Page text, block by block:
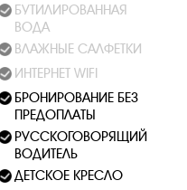
БУТИЛИРОВАННАЯ
ВОДА
ВЛАЖНЫЕ САЛФЕТКИ
ИНТЕРНЕТ WIFI
БРОНИРОВАНИЕ БЕЗ
ПРЕДОПЛАТЫ
РУССКОГОВОРЯЩИЙ
ВОДИТЕЛЬ
ДЕТСКОЕ КРЕСЛО